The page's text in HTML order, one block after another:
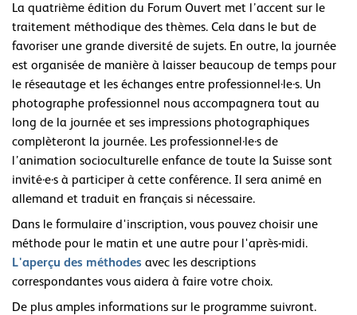
La quatrième édition du Forum Ouvert met l’accent sur le
traitement méthodique des thèmes. Cela dans le but de
favoriser une grande diversité de sujets. En outre, la journée
est organisée de manière à laisser beaucoup de temps pour
le réseautage et les échanges entre professionnel·le·s. Un
photographe professionnel nous accompagnera tout au
long de la journée et ses impressions photographiques
complèteront la journée. Les professionnel­­­·le­­­·s de
l’animation socioculturelle enfance de toute la Suisse sont
invité­­­·e­­­·s à participer à cette conférence. Il sera animé en
allemand et traduit en français si nécessaire.
Dans le formulaire d'inscription, vous pouvez choisir une
méthode pour le matin et une autre pour l'après-midi.
L'aperçu des méthodes avec les descriptions
correspondantes vous aidera à faire votre choix.
De plus amples informations sur le programme suivront.